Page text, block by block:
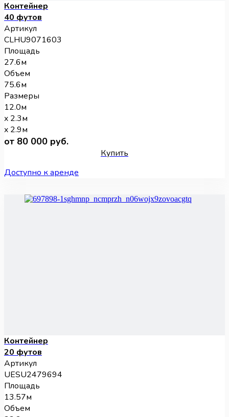
Контейнер
40 футов
Артикул
CLHU9071603
Площадь
27.6м
Объем
75.6м
Размеры
12.0м
x 2.3м
x 2.9м
от 80 000 руб.
Купить
Доступно к аренде
Контейнер
20 футов
Артикул
UESU2479694
Площадь
13.57м
Объем